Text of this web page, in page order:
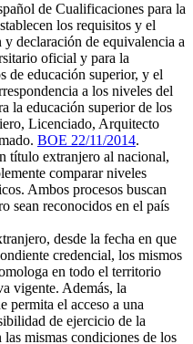
de Cualificaciones para la
los requisitos y el
declaración de equivalencia a
oficial y para la
de educación superior, y el
a los niveles del
la educación superior de los
Licenciado, Arquitecto
BOE 22/11/2014.
título extranjero al nacional,
comparar niveles
Ambos procesos buscan
sean reconocidos en el país
desde la fecha en que
credencial, los mismos
en todo el territorio
vigente. Además, la
permita el acceso a una
de ejercicio de la
mismas condiciones de los